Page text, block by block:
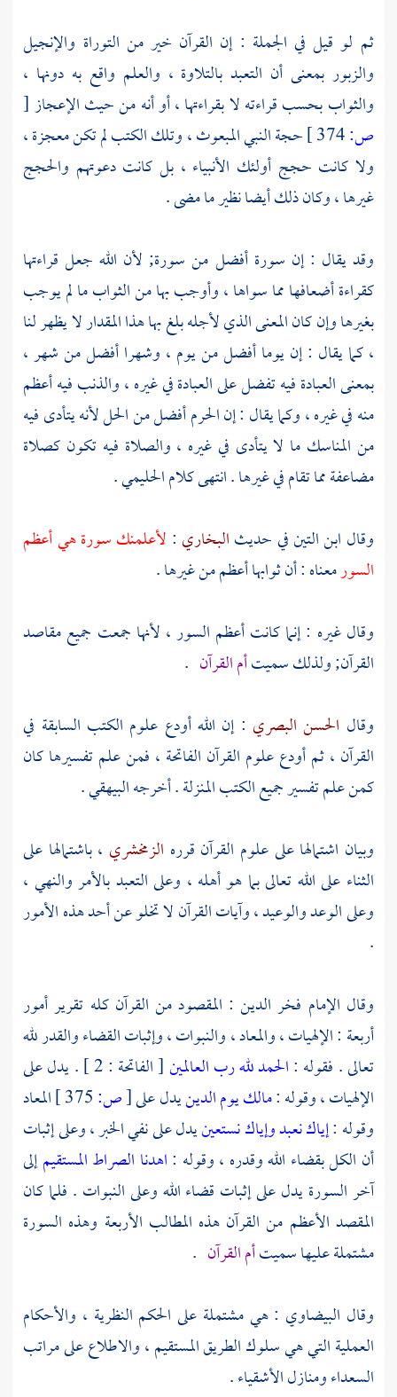
ثم لو قيل في الجملة : إن القرآن خير من التوراة والإنجيل
والزبور بمعنى أن التعبد بالتلاوة ، والعلم واقع به دونها ،
والثواب بحسب قراءته لا بقراءتها ، أو أنه من حيث الإعجاز[
ص:
حجة النبي المبعوث ، وتلك الكتب لم تكن معجزة ،
ولا كانت حجج أولئك الأنبياء ، بل كانت دعوتهم والحجج
غيرها ، وكان ذلك أيضا نظير ما مضى .
وقد يقال : إن سورة أفضل من سورة; لأن الله جعل قراءتها
كقراءة أضعافها مما سواها ، وأوجب بها من الثواب ما لم يوجب
بغيرها وإن كان المعنى الذي لأجله بلغ بها هذا المقدار لا يظهر لنا
، كما يقال : إن يوما أفضل من يوم ، وشهرا أفضل من شهر ،
بمعنى العبادة فيه تفضل على العبادة في غيره ، والذنب فيه أعظم
منه في غيره ، وكما يقال : إن الحرم أفضل من الحل لأنه يتأدى فيه
من المناسك ما لا يتأدى في غيره ، والصلاة فيه تكون كصلاة
مضاعفة مما تقام في غيرها . انتهى كلامالحليمي.
وقال ابن التينفي حديثالبخاري : لأعلمنك سورة هي أعظم
السورمعناه : أن ثوابها أعظم من غيرها .
وقال غيره : إنما كانت أعظم السور ، لأنها جمعت جميع مقاصد
القرآن; ولذلك سميتأم القرآن .
وقال الحسن البصري : إن الله أودع علوم الكتب السابقة في
القرآن ، ثم أودع علوم القرآن الفاتحة ، فمن علم تفسيرها كان
كمن علم تفسير جميع الكتب المنزلة . أخرجهالبيهقي.
وبيان اشتمالها على علوم القرآن قرره الزمخشري ، باشتمالها على
الثناء على الله تعالى بما هو أهله ، وعلى التعبد بالأمر والنهي ،
وعلى الوعد والوعيد ، وآيات القرآن لا تخلو عن أحد هذه الأمور
.
وقال الإمام فخر الدين : المقصود من القرآن كله تقرير أمور
أربعة : الإلهيات ، والمعاد ، والنبوات ، وإثبات القضاء والقدر لله
تعالى . فقوله :الحمد لله رب العالمين
[ الفاتحة : 2 ] . يدل على
الإلهيات ، وقوله :مالك يوم الدينيدل على[ص:
المعاد
وقوله :إياك نعبد وإياك نستعينيدل على نفي الخبر ، وعلى إثبات
أن الكل بقضاء الله وقدره ، وقوله :اهدنا الصراط المستقيمإلى
آخر السورة يدل على إثبات قضاء الله وعلى النبوات . فلما كان
المقصد الأعظم من القرآن هذه المطالب الأربعة وهذه السورة
مشتملة عليها سميتأم القرآن .
وقال البيضاوي : هي مشتملة على الحكم النظرية ، والأحكام
العملية التي هي سلوك الطريق المستقيم ، والاطلاع على مراتب
السعداء ومنازل الأشقياء .